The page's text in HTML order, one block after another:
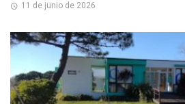
11 de junio de 2026